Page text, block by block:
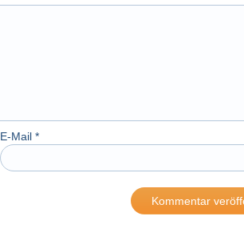
E-Mail *